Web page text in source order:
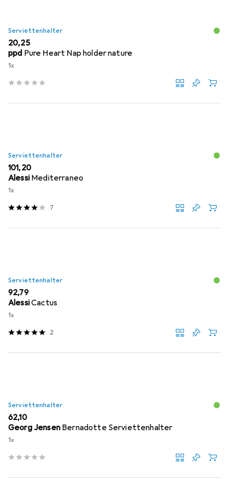
Serviettenhalter
EUR
20,25
ppd Pure Heart Nap holder nature
1x
Serviettenhalter
EUR
101,20
Alessi Mediterraneo
1x
7
Serviettenhalter
EUR
92,79
AlessiCactus
1x
2
Serviettenhalter
EUR
62,10
Georg Jensen Bernadotte Serviettenhalter
1x